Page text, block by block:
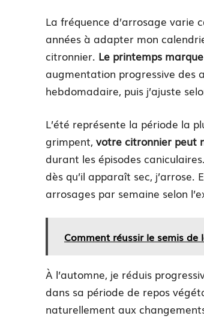
La fréquence d’arrosage varie
années à adapter mon
citronnier. Le printemps
augmentation progressive des
hebdomadaire, puis j’ajuste
L’été représente la période la
grimpent, votre citronnier peut
durant les épisodes
dès qu’il apparaît sec,
arrosages par semaine selon
Comment réussir le semis de
À l’automne, je réduis
dans sa période de repos
naturellement aux